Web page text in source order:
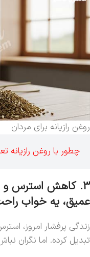
روغن رازیانه برای مردان
چطور با روغن رازیانه
3. کاهش استرس
عمیق، یه خواب
زندگی پرفشار امروز،
تبدیل کرده. اما نگران